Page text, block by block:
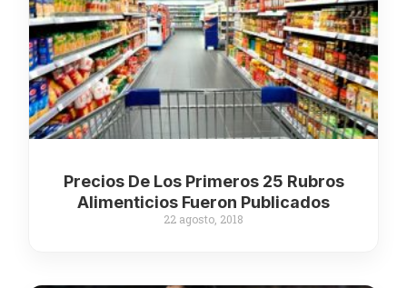
Precios De Los Primeros 25 Rubros
Alimenticios Fueron Publicados
22 agosto, 2018